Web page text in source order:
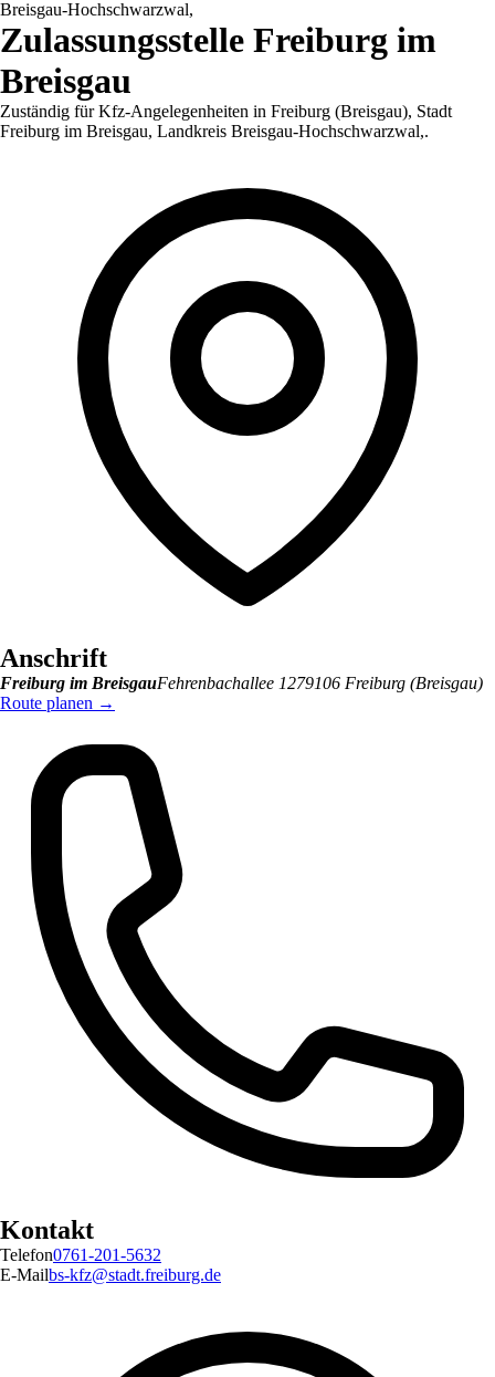
Breisgau-Hochschwarzwal,
Zulassungsstelle Freiburg im
Breisgau
Zuständig für Kfz-Angelegenheiten in Freiburg (Breisgau), Stadt
Freiburg im Breisgau, Landkreis Breisgau-Hochschwarzwal,.
Anschrift
Freiburg im BreisgauFehrenbachallee 1279106 Freiburg (Breisgau)
Route planen →
Kontakt
Telefon0761-201-5632
E-Mailbs-kfz@stadt.freiburg.de